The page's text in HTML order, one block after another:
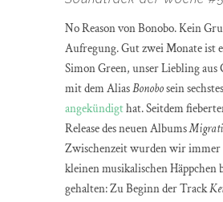
No Reason von Bonobo. Kein
Aufregung. Gut zwei Monate ist
Simon Green, unser Liebling
mit dem AliasBonobosein sechstes
angekündigthat. Seitdem
Release des neuen Albums
Zwischenzeit wurden wir
kleinen musikalischen Häppchen
gehalten: Zu Beginn der Track